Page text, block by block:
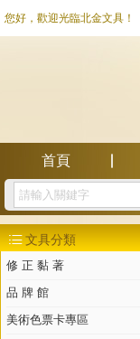
您好，歡迎光臨北金文具！
首頁
幫助中心
文具分類
修 正 黏 著
品 牌 館
美術色票卡專區